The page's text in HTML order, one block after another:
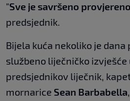
"Sve je savršeno provjereno
predsjednik.
Bijela kuća nekoliko je
službeno liječničko izvješće
predsjednikov liječnik,
mornarice Sean Barbabella